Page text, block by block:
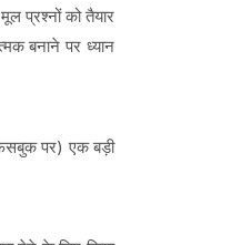
प्रश्नों को तैयार
बनाने पर ध्यान
पर) एक बड़ी